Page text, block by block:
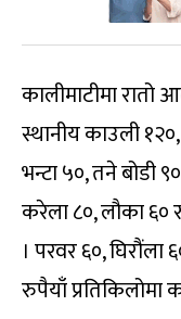
कालीमाटीमा रातो
स्थानीय काउली
भन्टा ५०, तने बोडी
करेला ८०, लौका ६०
। परवर ६०, घिरौंला
रुपैयाँ प्रतिकिलोमा